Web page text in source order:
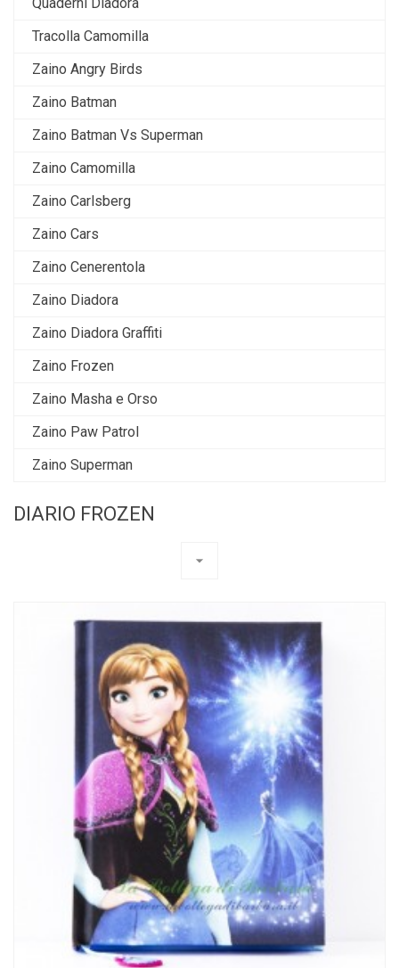
Tracolla Camomilla
Zaino Angry Birds
Zaino Batman
Zaino Batman Vs Superman
Zaino Camomilla
Zaino Carlsberg
Zaino Cars
Zaino Cenerentola
Zaino Diadora
Zaino Diadora Graffiti
Zaino Frozen
Zaino Masha e Orso
Zaino Paw Patrol
Zaino Superman
DIARIO FROZEN
arrow_drop_down